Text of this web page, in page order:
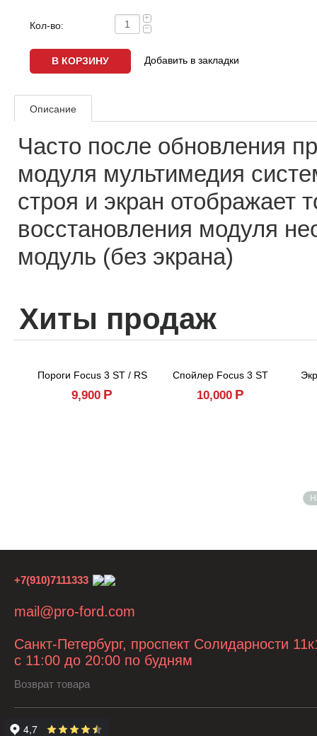
Кол-во:
+
−
Добавить в закладки
Описание
Часто после обновления
модуля мультимедия
строя и экран отображает
восстановления модуля
модуль (без экрана)
Хиты продаж
Пороги Focus 3 ST / RS
9,900 Р
Спойлер Focus 3 ST
10,000 Р
+7(910)7111333
mail@pro-ford.com
Санкт-Петербург, проспект Солидарности
с 11:00 до 20:00 по будням
Возврат товара